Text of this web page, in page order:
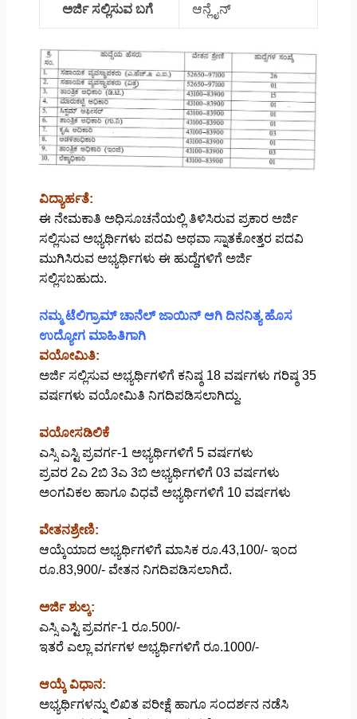
ಅರ್ಜಿ ಸಲ್ಲಿಸುವ ಬಗೆ ಆನ್ಲೈನ್
ವಿದ್ಯಾರ್ಹತೆ:
ಈ ನೇಮಕಾತಿ ಅಧಿಸೂಚನೆಯಲ್ಲಿ ತಿಳಿಸಿರುವ ಪ್ರಕಾರ ಅರ್ಜಿ
ಸಲ್ಲಿಸುವ ಅಭ್ಯರ್ಥಿಗಳು ಪದವಿ ಅಥವಾ ಸ್ನಾತಕೋತ್ತರ ಪದವಿ
ಮುಗಿಸಿರುವ ಅಭ್ಯರ್ಥಿಗಳು ಈ ಹುದ್ದೆಗಳಿಗೆ ಅರ್ಜಿ
ಸಲ್ಲಿಸಬಹುದು.
ನಮ್ಮ ಟೆಲಿಗ್ರಾಮ್ ಚಾನೆಲ್ ಜಾಯಿನ್ ಆಗಿ ದಿನನಿತ್ಯ ಹೊಸ
ಉದ್ಯೋಗ ಮಾಹಿತಿಗಾಗಿ
ವಯೋಮಿತಿ:
ಅರ್ಜಿ ಸಲ್ಲಿಸುವ ಅಭ್ಯರ್ಥಿಗಳಿಗೆ ಕನಿಷ್ಠ 18 ವರ್ಷಗಳು ಗರಿಷ್ಠ 35
ವರ್ಷಗಳು ವಯೋಮಿತಿ ನಿಗದಿಪಡಿಸಲಾಗಿದ್ದು.
ವಯೋಸಡಿಲಿಕೆ
ಎಸ್ಸಿ ಎಸ್ಟಿ ಪ್ರವರ್ಗ-1 ಅಭ್ಯರ್ಥಿಗಳಿಗೆ 5 ವರ್ಷಗಳು
ಪ್ರವರ 2ಎ 2ಬಿ 3ಎ 3ಬಿ ಅಭ್ಯರ್ಥಿಗಳಿಗೆ 03 ವರ್ಷಗಳು
ಅಂಗವಿಕಲ ಹಾಗೂ ವಿಧವೆ ಅಭ್ಯರ್ಥಿಗಳಿಗೆ 10 ವರ್ಷಗಳು
ವೇತನಶ್ರೇಣಿ:
ಆಯ್ಕೆಯಾದ ಅಭ್ಯರ್ಥಿಗಳಿಗೆ ಮಾಸಿಕ ರೂ.43,100/- ಇಂದ
ರೂ.83,900/- ವೇತನ ನಿಗದಿಪಡಿಸಲಾಗಿದೆ.
ಅರ್ಜಿ ಶುಲ್ಕ:
ಎಸ್ಸಿ ಎಸ್ಟಿ ಪ್ರವರ್ಗ-1 ರೂ.500/-
ಇತರೆ ಎಲ್ಲಾ ವರ್ಗಗಳ ಅಭ್ಯರ್ಥಿಗಳಿಗೆ ರೂ.1000/-
ಆಯ್ಕೆ ವಿಧಾನ:
ಅಭ್ಯರ್ಥಿಗಳನ್ನು ಲಿಖಿತ ಪರೀಕ್ಷೆ ಹಾಗೂ ಸಂದರ್ಶನ ನಡೆಸಿ